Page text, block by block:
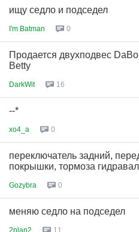
ищу седло и подседел
I'm Batman 0
Продается двухподвес
Betty
DarkWit 16
--*
xo4_a 0
переключатель задний,
покрышки, тормоза
Gozybra 0
меняю седло на подседел
2plan2 11